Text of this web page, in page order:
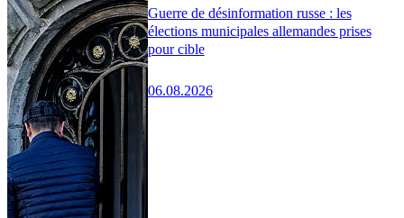
Guerre de désinformation russe : les
élections municipales allemandes prises
pour cible
06.08.2026